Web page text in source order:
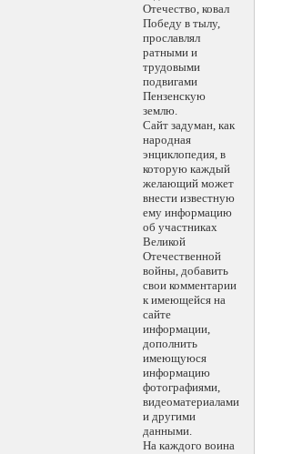
Отечество, ковал
Победу в тылу,
прославлял
ратными и
трудовыми
подвигами
Пензенскую
землю.
Сайт задуман, как
народная
энциклопедия, в
которую каждый
желающий может
внести известную
ему информацию
об участниках
Великой
Отечественной
войны, добавить
свои комментарии
к имеющейся на
сайте
информации,
дополнить
имеющуюся
информацию
фотографиями,
видеоматериалами
и другими
данными.
На каждого воина